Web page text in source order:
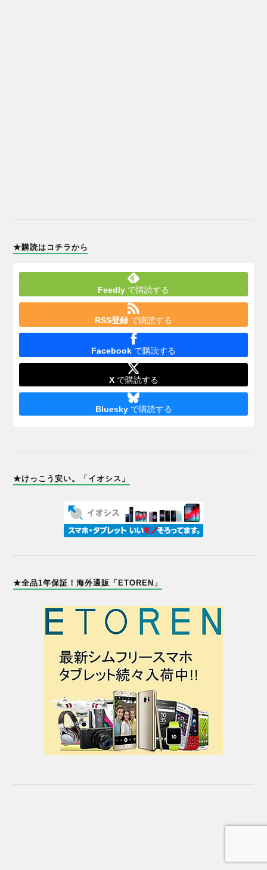
★購読はコチラから
Feedly で購読する
RSS登録 で購読する
Facebook で購読する
Xで購読する
Blueskyで購読する
★けっこう安い。「イオシス」
★全品1年保証！海外通販「ETOREN」